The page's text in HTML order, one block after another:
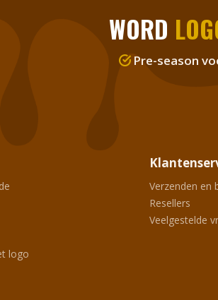
WORD
Pre-season
logo
Verzenden en
Resellers
Veelgestelde